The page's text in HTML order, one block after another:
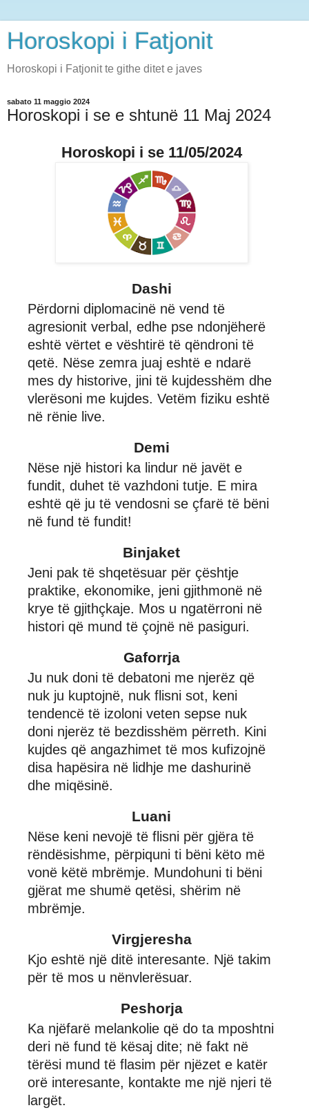
Horoskopi i Fatjonit
Horoskopi i Fatjonit te githe ditet e javes
sabato 11 maggio 2024
Horoskopi i se e shtunë 11 Maj 2024
Horoskopi i se 11/05/2024
Dashi
Përdorni diplomacinë në vend të
agresionit verbal, edhe pse ndonjëherë
eshtë vërtet e vështirë të qëndroni të
qetë. Nëse zemra juaj eshtë e ndarë
mes dy historive, jini të kujdesshëm dhe
vlerësoni me kujdes. Vetëm fiziku eshtë
në rënie live.
Demi
Nëse një histori ka lindur në javët e
fundit, duhet të vazhdoni tutje. E mira
eshtë që ju të vendosni se çfarë të bëni
në fund të fundit!
Binjaket
Jeni pak të shqetësuar për çështje
praktike, ekonomike, jeni gjithmonë në
krye të gjithçkaje. Mos u ngatërroni në
histori që mund të çojnë në pasiguri.
Gaforrja
Ju nuk doni të debatoni me njerëz që
nuk ju kuptojnë, nuk flisni sot, keni
tendencë të izoloni veten sepse nuk
doni njerëz të bezdisshëm përreth. Kini
kujdes që angazhimet të mos kufizojnë
disa hapësira në lidhje me dashurinë
dhe miqësinë.
Luani
Nëse keni nevojë të flisni për gjëra të
rëndësishme, përpiquni ti bëni këto më
vonë këtë mbrëmje. Mundohuni ti bëni
gjërat me shumë qetësi, shërim në
mbrëmje.
Virgjeresha
Kjo eshtë një ditë interesante. Një takim
për të mos u nënvlerësuar.
Peshorja
Ka njëfarë melankolie që do ta mposhtni
deri në fund të kësaj dite; në fakt në
tërësi mund të flasim për njëzet e katër
orë interesante, kontakte me një njeri të
largët.